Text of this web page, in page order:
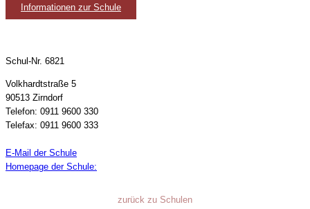
Informationen zur Schule
Schul-Nr. 6821
Volkhardtstraße 5
90513 Zirndorf
Telefon: 0911 9600 330
Telefax: 0911 9600 333
E-Mail der Schule
Homepage der Schule:
zurück zu Schulen